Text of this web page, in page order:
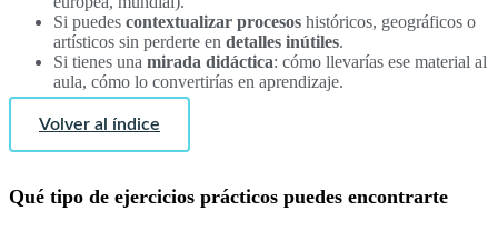
Si puedes contextualizar procesos históricos, geográficos o
artísticos sin perderte en detalles inútiles.
Si tienes una mirada didáctica: cómo llevarías ese material al
aula, cómo lo convertirías en aprendizaje.
Volver al índice
Qué tipo de ejercicios prácticos puedes encontrarte